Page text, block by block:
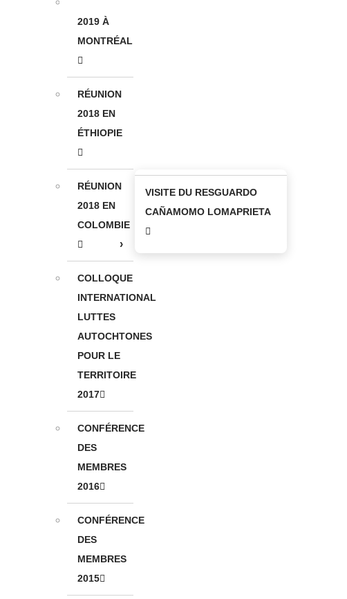
2019 À
MONTRÉAL
RÉUNION
2018 EN
ÉTHIOPIE
RÉUNION
2018 EN
COLOMBIE
VISITE DU RESGUARDO
CAÑAMOMO LOMAPRIETA
COLLOQUE
INTERNATIONAL
LUTTES
AUTOCHTONES
POUR LE
TERRITOIRE
2017
CONFÉRENCE
DES
MEMBRES
2016
CONFÉRENCE
DES
MEMBRES
2015